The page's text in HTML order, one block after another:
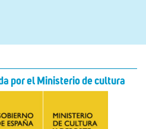
por el Ministerio de cultura